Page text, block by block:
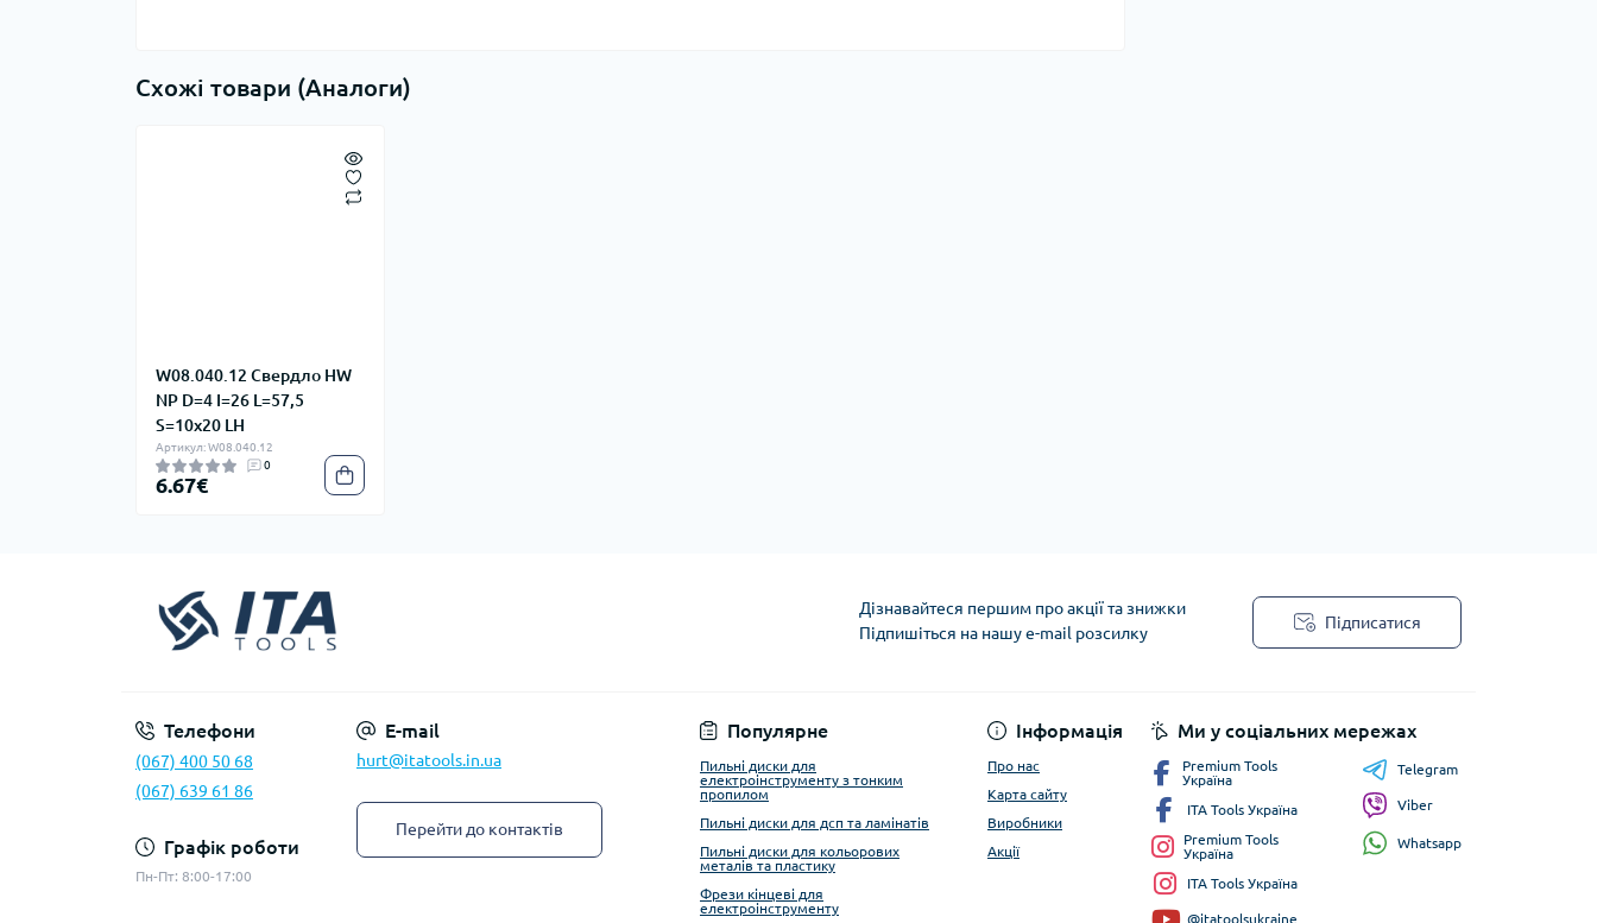
Схожі товари (Аналоги)
W08.040.12 Свердло HW
NP D=4 I=26 L=57,5
S=10x20 LH
Артикул: W08.040.12
0
6.67€
Дізнавайтеся першим про акції та знижки
Підпишіться на нашу e-mail розсилку
Підписатися
Телефони
(067) 400 50 68
(067) 639 61 86
Графік роботи
Пн-Пт: 8:00-17:00
E-mail
hurt@itatools.in.ua
Перейти до контактів
Популярне
Пильні диски для
електроінструменту з тонким
пропилом
Пильні диски для дсп та ламінатів
Пильні диски для кольорових
металів та пластику
Фрези кінцеві для
електроінструменту
Інформація
Про нас
Карта сайту
Виробники
Акції
Ми у соціальних мережах
Premium Tools
Україна
ITA Tools Україна
Premium Tools
Україна
ITA Tools Україна
@itatoolsukraine
Telegram
Viber
Whatsapp